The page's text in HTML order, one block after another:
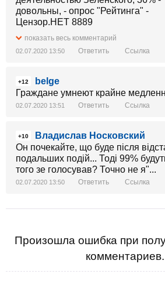
показать весь комментарий
02.07.2020 13:50 Ответить Ссылка
+12
belge
Граждане умнеют крайне
02.07.2020 13:51 Ответить Ссылка
+10
Владислав Носковский
Он почекайте, що буде після
подальших подій... Тоді 99%
того зе голосував? Точно не я"...
02.07.2020 13:50 Ответить Ссылка
Произошла ошибка при
комментариев.